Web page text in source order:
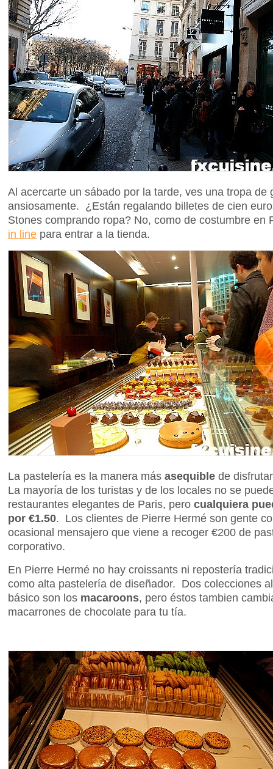
Al acercarte un sábado por la tarde, ves una tropa de
ansiosamente. ¿Están regalando billetes de cien
Stones comprando ropa? No, como de costumbre
in line para entrar a la tienda.
La pastelería es la manera más asequible de
La mayoría de los turistas y de los locales no se
restaurantes elegantes de Paris, pero cualquiera
por €1.50. Los clientes de Pierre Hermé son gente
ocasional mensajero que viene a recoger €200 de
corporativo.
En Pierre Hermé no hay croissants ni repostería
como alta pastelería de diseñador. Dos colecciones
básico son los macaroons, pero éstos tambien
macarrones de chocolate para tu tía.